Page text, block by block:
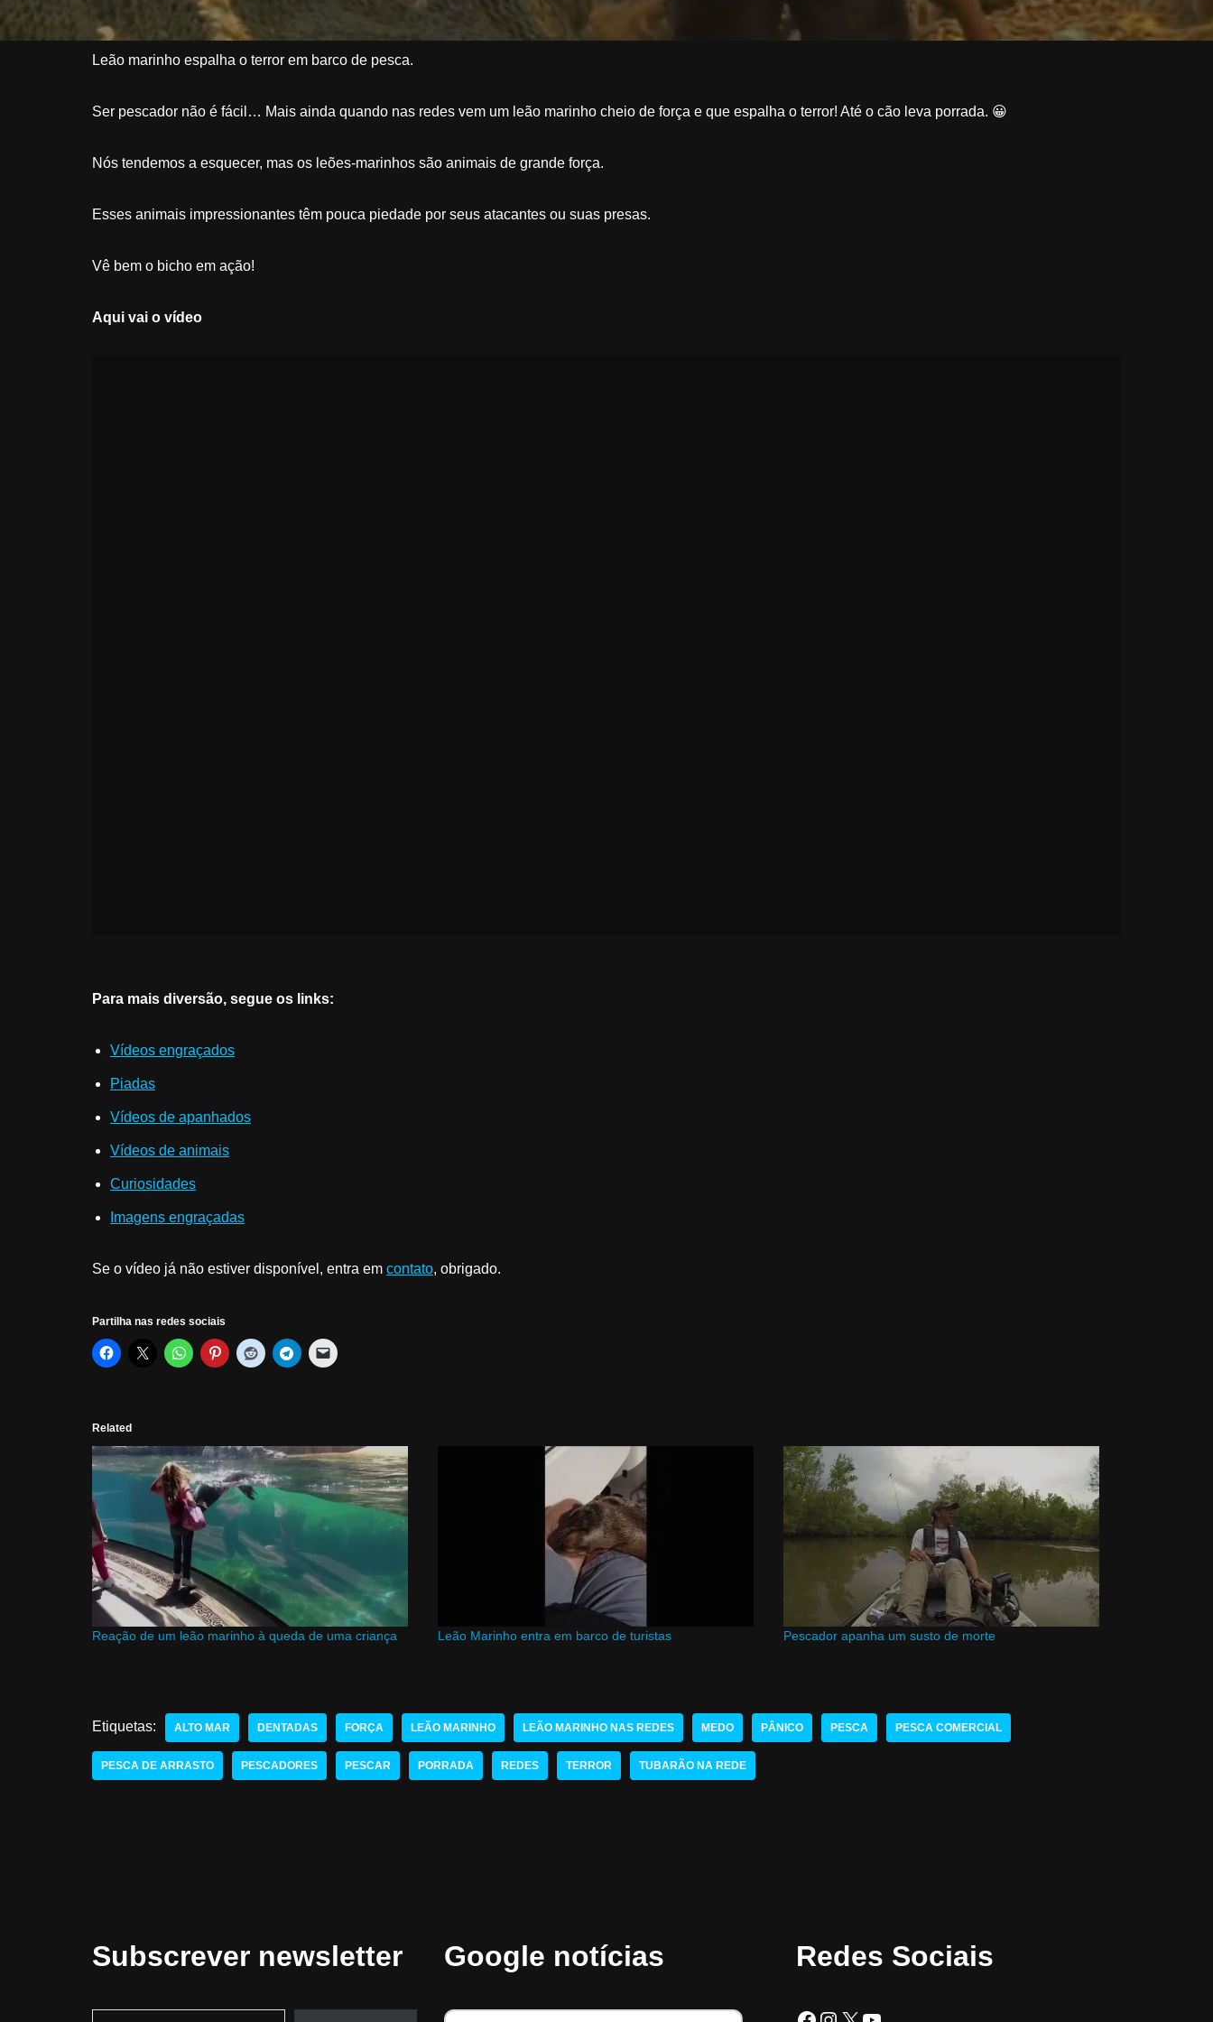
Leão marinho espalha o terror em barco de pesca.
Ser pescador não é fácil… Mais ainda quando nas redes vem um leão marinho cheio de força e que espalha o terror! Até o cão leva porrada. 😀
Nós tendemos a esquecer, mas os leões-marinhos são animais de grande força.
Esses animais impressionantes têm pouca piedade por seus atacantes ou suas presas.
Vê bem o bicho em ação!
Aqui vai o vídeo
Para mais diversão, segue os links:
Vídeos engraçados
Piadas
Vídeos de apanhados
Vídeos de animais
Curiosidades
Imagens engraçadas
Se o vídeo já não estiver disponível, entra em contato, obrigado.
Partilha nas redes sociais
Related
Reação de um leão marinho à queda de uma criança Leão Marinho entra em barco de turistas Pescador apanha um susto de morte
Etiquetas: ALTO MAR DENTADAS FORÇA LEÃO MARINHO LEÃO MARINHO NAS REDES MEDO PÂNICO PESCA PESCA COMERCIAL
PESCA DE ARRASTO PESCADORES PESCAR PORRADA REDES TERROR TUBARÃO NA REDE
Subscrever newsletter Google notícias Redes Sociais